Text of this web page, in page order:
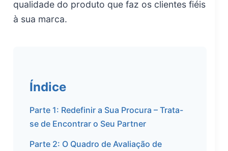
qualidade do produto que faz os clientes fiéis
à sua marca.
Índice
Parte 1: Redefinir a Sua Procura – Trata-
se de Encontrar o Seu Partner
Parte 2: O Quadro de Avaliação de